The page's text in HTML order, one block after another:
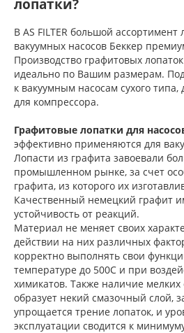
лопатки?
В AS FILTER большой ассортимент
вакуумных насосов Беккер
Производство графитовых
идеально по Вашим размерам.
к вакуумным насосам сухого типа,
для компрессора.
Графитовые лопатки для насосов
эффективно применяются для
Лопасти из графита завоевали
промышленном рынке, за счет
графита, из которого их
Качественный немецкий графит
устойчивость от реакций.
Материал не меняет своих
действии на них различных
корректно выполнять свои
температуре до 500С и при
химикатов. Также наличие
образует некий смазочный слой,
упрощается трение лопаток, и
эксплуатации сводится к